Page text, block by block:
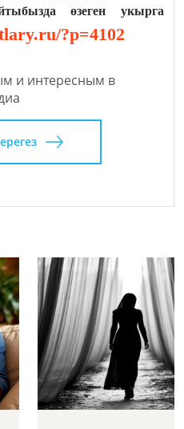
өзеген укырга
?p=4102
и интересным в